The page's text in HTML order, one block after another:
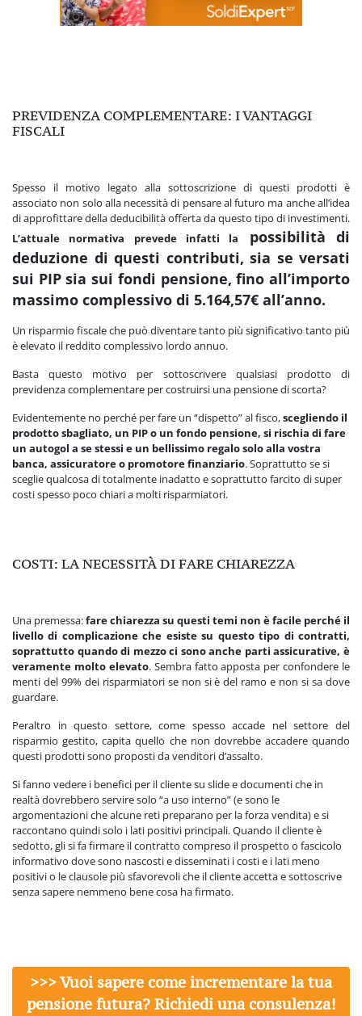
PREVIDENZA COMPLEMENTARE: I VANTAGGI
FISCALI
Spesso il motivo legato alla sottoscrizione di questi prodotti è
associato non solo alla necessità di pensare al futuro ma anche all’idea
di approfittare della deducibilità offerta da questo tipo di investimenti.
L’attuale normativa prevede infatti la
possibilità di
deduzione di questi contributi, sia se versati
sui PIP sia sui fondi pensione, fino all’importo
massimo complessivo di 5.164,57€ all’anno.
Un risparmio fiscale che può diventare tanto più significativo tanto più
è elevato il reddito complessivo lordo annuo.
Basta questo motivo per sottoscrivere qualsiasi prodotto di
previdenza complementare per costruirsi una pensione di scorta?
Evidentemente no perché per fare un “dispetto” al fisco,scegliendo il
prodotto sbagliato, un PIP o un fondo pensione, si rischia di fare
un autogol a se stessi e un bellissimo regalo solo alla vostra
banca, assicuratore o promotore finanziario. Soprattutto se si
sceglie qualcosa di totalmente inadatto e soprattutto farcito di super
costi spesso poco chiari a molti risparmiatori.
COSTI: LA NECESSITÀ DI FARE CHIAREZZA
Una premessa:fare chiarezza su questi temi non è facile perché il
livello di complicazione che esiste su questo tipo di contratti,
soprattutto quando di mezzo ci sono anche parti assicurative, è
veramente molto elevato. Sembra fatto apposta per confondere le
menti del 99% dei risparmiatori se non si è del ramo e non si sa dove
guardare.
Peraltro in questo settore, come spesso accade nel settore del
risparmio gestito, capita quello che non dovrebbe accadere quando
questi prodotti sono proposti da venditori d’assalto.
Si fanno vedere i benefici per il cliente su slide e documenti che in
realtà dovrebbero servire solo “a uso interno” (e sono le
argomentazioni che alcune reti preparano per la forza vendita) e si
raccontano quindi solo i lati positivi principali. Quando il cliente è
sedotto, gli si fa firmare il contratto compreso il prospetto o fascicolo
informativo dove sono nascosti e disseminati i costi e i lati meno
positivi o le clausole più sfavorevoli che il cliente accetta e sottoscrive
senza sapere nemmeno bene cosa ha firmato.
>>> Vuoi sapere come incrementare la tua
pensione futura? Richiedi una consulenza!